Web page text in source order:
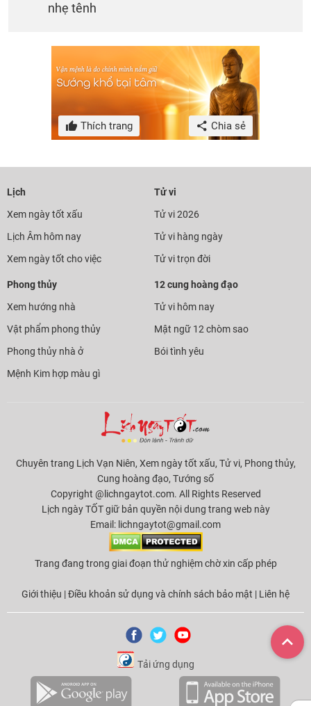
nhẹ tênh
Thích trang Chia sẻ
Lịch
Xem ngày tốt xấu
Lịch Âm hôm nay
Xem ngày tốt cho việc
Tử vi
Tử vi 2026
Tử vi hàng ngày
Tử vi trọn đời
Phong thủy
Xem hướng nhà
Vật phẩm phong thủy
Phong thủy nhà ở
Mệnh Kim hợp màu gì
12 cung hoàng đạo
Tử vi hôm nay
Mật ngữ 12 chòm sao
Bói tình yêu
Chuyên trang Lịch Vạn Niên, Xem ngày tốt xấu, Tử vi, Phong thủy,
Cung hoàng đạo, Tướng số
Copyright @lichngaytot.com. All Rights Reserved
Lịch ngày TỐT giữ bản quyền nội dung trang web này
Email: lichngaytot@gmail.com
Trang đang trong giai đoạn thử nghiệm chờ xin cấp phép
Giới thiệu |Điều khoản sử dụng và chính sách bảo mật | Liên hệ
Tải ứng dụng